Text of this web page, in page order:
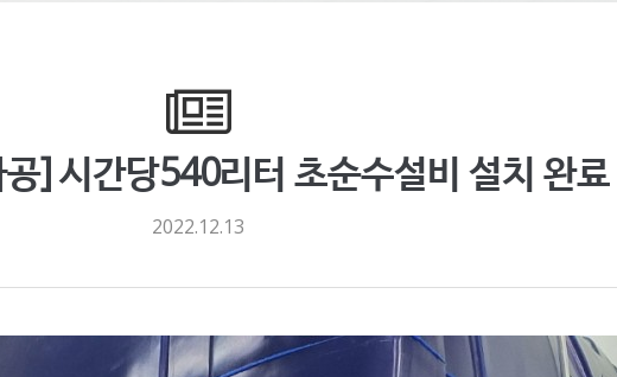
] 시간당540리터 초순수설비 설치 완료
2022.12.13